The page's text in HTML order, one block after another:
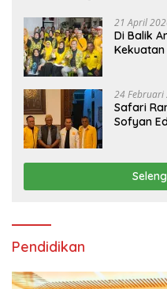
21 April
Di Balik
Kekuatan
24 Februari
Safari
Sofyan
Pendidikan